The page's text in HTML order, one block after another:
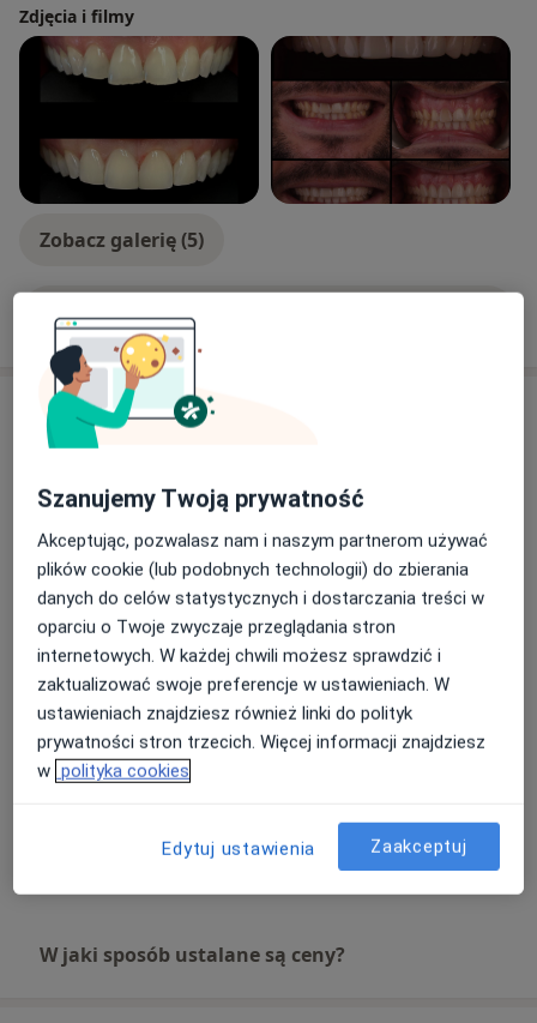
Zdjęcia i filmy
Zobacz galerię (5)
Usługi i ceny
Konsultacja stomatologiczna
Od 160 zł Szczegóły
Badanie stomatologiczne + leczenie zębów
Od 330 zł Szczegóły
Konsultacja do bondingu
160 zł Szczegóły
Przegląd stomatologiczny
160 zł Szczegóły
Szczegóły
W jaki sposób ustalane są ceny?
Szanujemy Twoją prywatność
Akceptując, pozwalasz nam i naszym partnerom używać
plików cookie (lub podobnych technologii) do zbierania
danych do celów statystycznych i dostarczania treści w
oparciu o Twoje zwyczaje przeglądania stron
internetowych. W każdej chwili możesz sprawdzić i
zaktualizować swoje preferencje w ustawieniach. W
ustawieniach znajdziesz również linki do polityk
prywatności stron trzecich. Więcej informacji znajdziesz
w polityka cookies
Edytuj ustawienia Zaakceptuj